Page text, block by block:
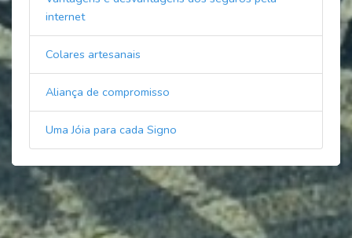
internet
Colares artesanais
Aliança de compromisso
Uma Jóia para cada Signo